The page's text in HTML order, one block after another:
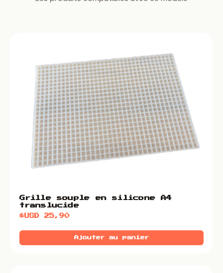
Grille souple en silicone A4
translucide
$USD25,90
Ajouter au panier